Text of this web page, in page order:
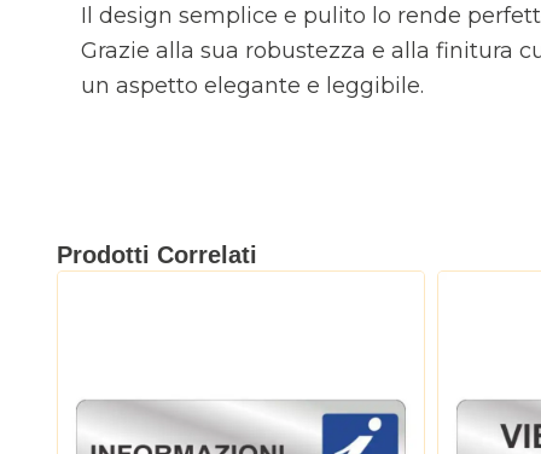
Il design semplice e pulito lo rende
Grazie alla sua robustezza e alla finitura
un aspetto elegante e leggibile.
Prodotti Correlati